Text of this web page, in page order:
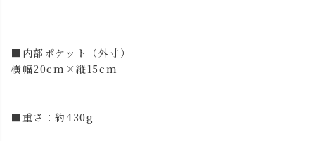
■内部ポケット（外寸）
横幅20cm×縦15cm
■重さ：約430g